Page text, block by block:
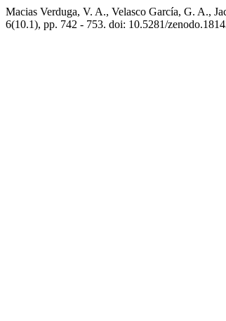
Macias Verduga, V. A., Velasco García, G. A.,
6(10.1), pp. 742 - 753. doi: 10.5281/